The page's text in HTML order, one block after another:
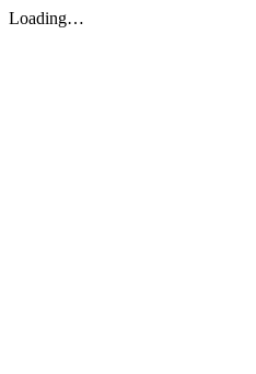
Loading…